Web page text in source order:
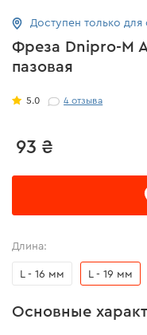
Фреза Dnipro-M
пазовая
5.0 4отзыва
93 ₴
Доступен только
Длина:
L - 16 мм L - 19 мм
Основные